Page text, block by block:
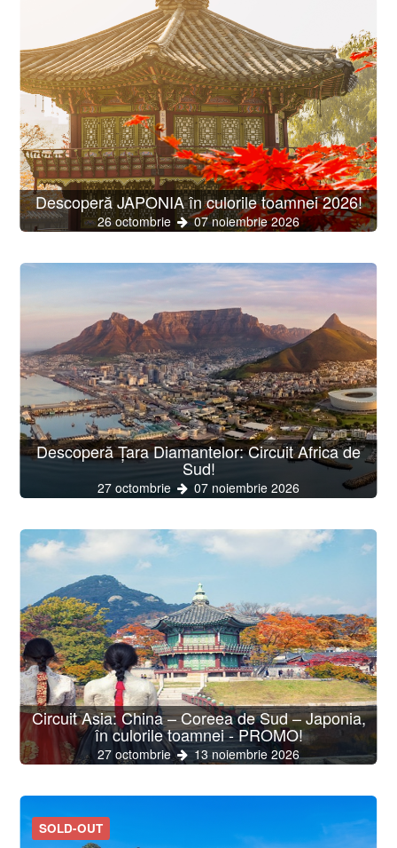
Descoperă JAPONIA în culorile toamnei 2026!
26 octombrie 07 noiembrie 2026
Descoperă Țara Diamantelor: Circuit Africa de
Sud!
27 octombrie 07 noiembrie 2026
Circuit Asia: China – Coreea de Sud – Japonia,
în culorile toamnei - PROMO!
27 octombrie 13 noiembrie 2026
SOLD-OUT